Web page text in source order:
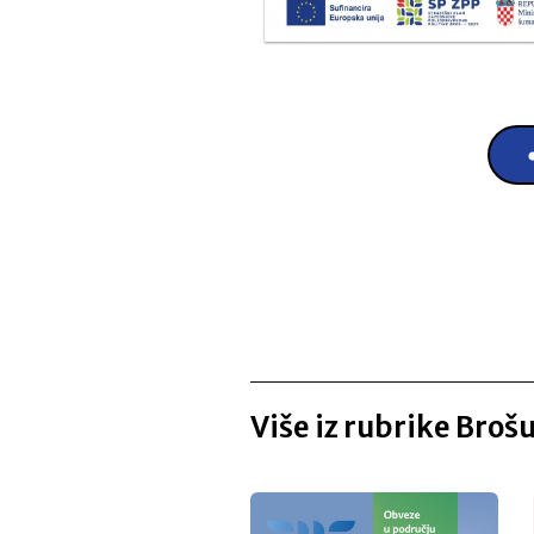
Više iz rubrike